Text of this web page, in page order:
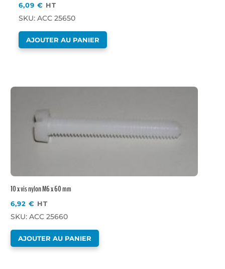
6,09€ HT
SKU: ACC 25650
AJOUTER AU PANIER
10 x vis nylon M6 x 60 mm
6,92€ HT
SKU: ACC 25660
AJOUTER AU PANIER